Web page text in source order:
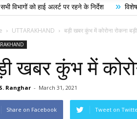
अलर्ट पर रहने के निर्देश » विशेष गहन पुनरीक्षण
UTTARAKHAND बड़ी खबर कुंभ में कोरोना रोकना
खबर कुंभ में
Ranghar - March 31, 2021
Share on Facebook Tweet on